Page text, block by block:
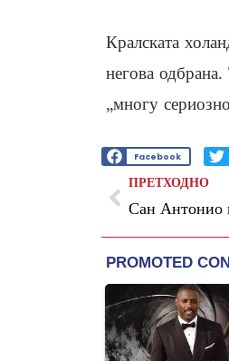
Кралската
негова одбрана.
„многу
Facebook
ПРЕТХОДНО